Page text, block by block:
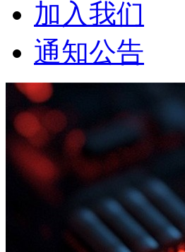
加入我们
通知公告